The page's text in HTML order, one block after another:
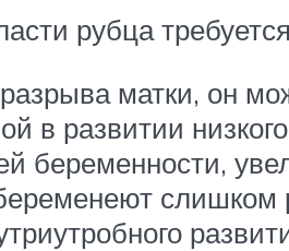
рубца
матки, он
в развитии
беременности,
слишком